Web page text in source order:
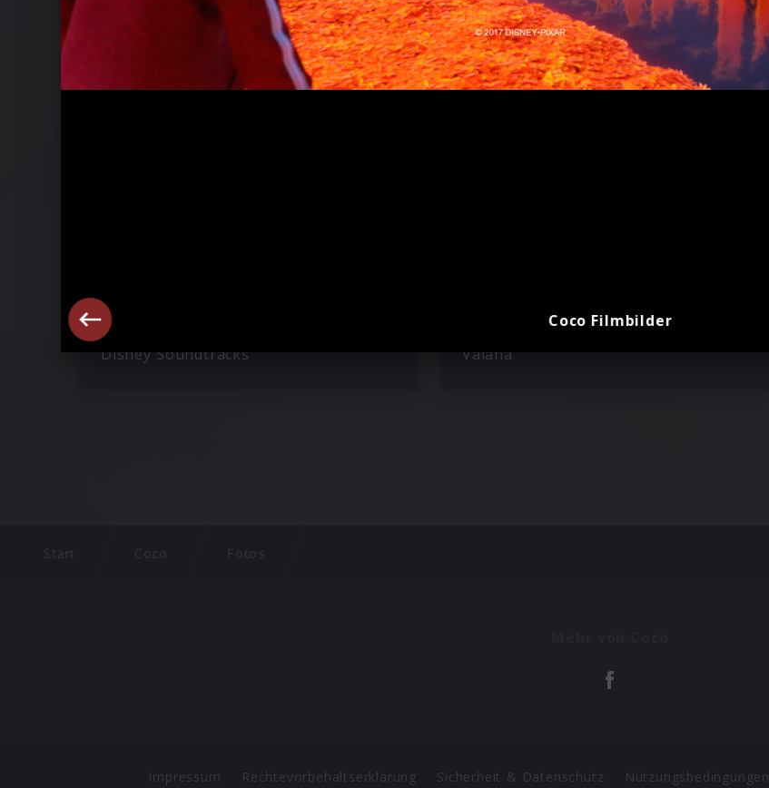
Ähnliche Künstler wie Coco
Disney Soundtracks Vaiana
Start Coco Fotos
Impressum Rechtevorbehaltserklärung Sicherheit & Datenschutz Nutzungsbedingungen
Coco Filmbilder